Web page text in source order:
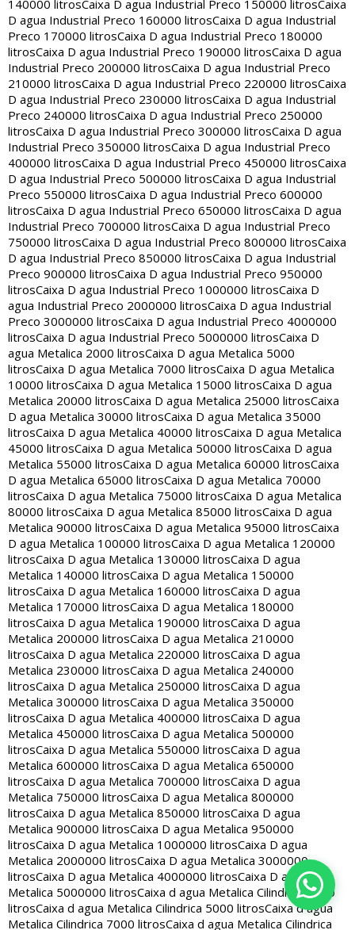
140000 litrosCaixa D agua Industrial Preco 150000 litrosCaixa
D agua Industrial Preco 160000 litrosCaixa D agua Industrial
Preco 170000 litrosCaixa D agua Industrial Preco 180000
litrosCaixa D agua Industrial Preco 190000 litrosCaixa D agua
Industrial Preco 200000 litrosCaixa D agua Industrial Preco
210000 litrosCaixa D agua Industrial Preco 220000 litrosCaixa
D agua Industrial Preco 230000 litrosCaixa D agua Industrial
Preco 240000 litrosCaixa D agua Industrial Preco 250000
litrosCaixa D agua Industrial Preco 300000 litrosCaixa D agua
Industrial Preco 350000 litrosCaixa D agua Industrial Preco
400000 litrosCaixa D agua Industrial Preco 450000 litrosCaixa
D agua Industrial Preco 500000 litrosCaixa D agua Industrial
Preco 550000 litrosCaixa D agua Industrial Preco 600000
litrosCaixa D agua Industrial Preco 650000 litrosCaixa D agua
Industrial Preco 700000 litrosCaixa D agua Industrial Preco
750000 litrosCaixa D agua Industrial Preco 800000 litrosCaixa
D agua Industrial Preco 850000 litrosCaixa D agua Industrial
Preco 900000 litrosCaixa D agua Industrial Preco 950000
litrosCaixa D agua Industrial Preco 1000000 litrosCaixa D
agua Industrial Preco 2000000 litrosCaixa D agua Industrial
Preco 3000000 litrosCaixa D agua Industrial Preco 4000000
litrosCaixa D agua Industrial Preco 5000000 litrosCaixa D
agua Metalica 2000 litrosCaixa D agua Metalica 5000
litrosCaixa D agua Metalica 7000 litrosCaixa D agua Metalica
10000 litrosCaixa D agua Metalica 15000 litrosCaixa D agua
Metalica 20000 litrosCaixa D agua Metalica 25000 litrosCaixa
D agua Metalica 30000 litrosCaixa D agua Metalica 35000
litrosCaixa D agua Metalica 40000 litrosCaixa D agua Metalica
45000 litrosCaixa D agua Metalica 50000 litrosCaixa D agua
Metalica 55000 litrosCaixa D agua Metalica 60000 litrosCaixa
D agua Metalica 65000 litrosCaixa D agua Metalica 70000
litrosCaixa D agua Metalica 75000 litrosCaixa D agua Metalica
80000 litrosCaixa D agua Metalica 85000 litrosCaixa D agua
Metalica 90000 litrosCaixa D agua Metalica 95000 litrosCaixa
D agua Metalica 100000 litrosCaixa D agua Metalica 120000
litrosCaixa D agua Metalica 130000 litrosCaixa D agua
Metalica 140000 litrosCaixa D agua Metalica 150000
litrosCaixa D agua Metalica 160000 litrosCaixa D agua
Metalica 170000 litrosCaixa D agua Metalica 180000
litrosCaixa D agua Metalica 190000 litrosCaixa D agua
Metalica 200000 litrosCaixa D agua Metalica 210000
litrosCaixa D agua Metalica 220000 litrosCaixa D agua
Metalica 230000 litrosCaixa D agua Metalica 240000
litrosCaixa D agua Metalica 250000 litrosCaixa D agua
Metalica 300000 litrosCaixa D agua Metalica 350000
litrosCaixa D agua Metalica 400000 litrosCaixa D agua
Metalica 450000 litrosCaixa D agua Metalica 500000
litrosCaixa D agua Metalica 550000 litrosCaixa D agua
Metalica 600000 litrosCaixa D agua Metalica 650000
litrosCaixa D agua Metalica 700000 litrosCaixa D agua
Metalica 750000 litrosCaixa D agua Metalica 800000
litrosCaixa D agua Metalica 850000 litrosCaixa D agua
Metalica 900000 litrosCaixa D agua Metalica 950000
litrosCaixa D agua Metalica 1000000 litrosCaixa D agua
Metalica 2000000 litrosCaixa D agua Metalica 3000000
litrosCaixa D agua Metalica 4000000 litrosCaixa D agua
Metalica 5000000 litrosCaixa d agua Metalica Cilindrica 2000
litrosCaixa d agua Metalica Cilindrica 5000 litrosCaixa d agua
Metalica Cilindrica 7000 litrosCaixa d agua Metalica Cilindrica